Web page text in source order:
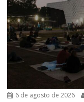
6 de agosto de 2026